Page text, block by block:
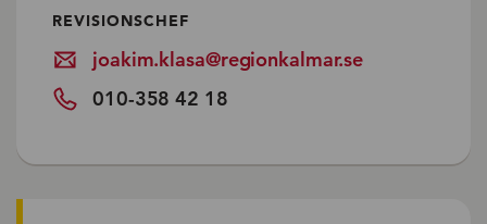
REVISIONSCHEF
joakim.klasa@regionkalmar.se
010-358 42 18